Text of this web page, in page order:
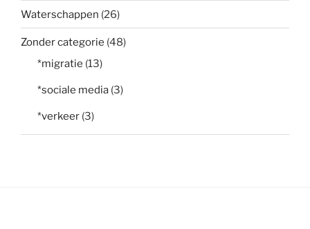
Waterschappen (26)
Zonder categorie (48)
*migratie (13)
*sociale media (3)
*verkeer (3)